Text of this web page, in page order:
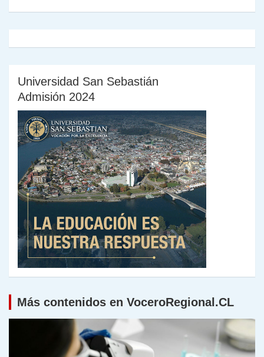
Universidad San Sebastián
Admisión 2024
Más contenidos en VoceroRegional.CL